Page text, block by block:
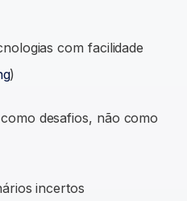
com facilidade
)
desafios, não como
incertos